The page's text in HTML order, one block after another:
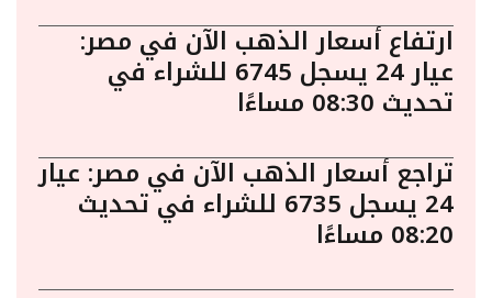
ارتفاع أسعار الذهب الآن في مصر:
عيار 24 يسجل 6745 للشراء في
تحديث 08:30 مساءًا
تراجع أسعار الذهب الآن في مصر: عيار
24 يسجل 6735 للشراء في تحديث
08:20 مساءًا